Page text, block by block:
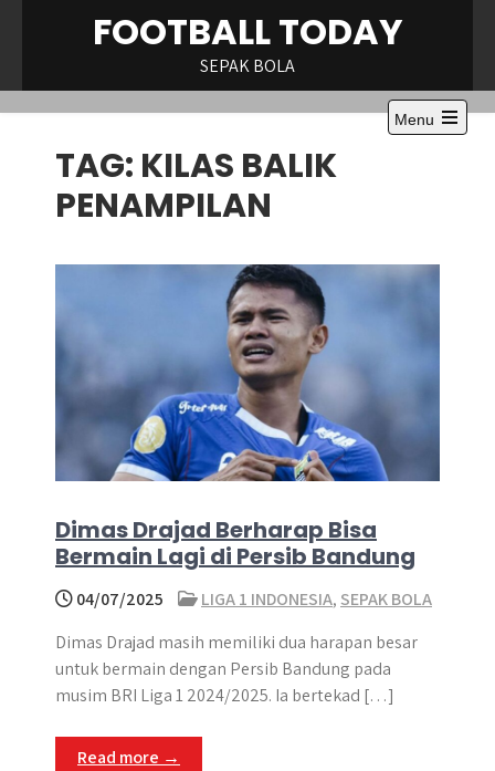
FOOTBALL TODAY
SEPAK BOLA
Menu
Open
TAG: KILAS BALIK
PENAMPILAN
Dimas Drajad Berharap Bisa
Bermain Lagi di Persib Bandung
04/07/2025 LIGA 1 INDONESIA, SEPAK BOLA
Dimas Drajad masih memiliki dua harapan besar
untuk bermain dengan Persib Bandung pada
musim BRI Liga 1 2024/2025. Ia bertekad […]
Read more →